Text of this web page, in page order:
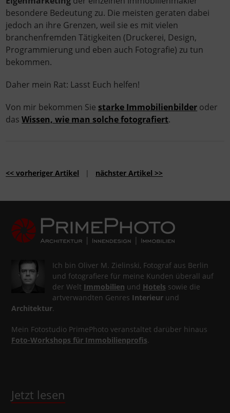
besondere Bedeutung zu. Die meisten geraten dabei
jedoch an ihre Grenzen, weil sie es mit vielen
branchenfremden Tätigkeiten (Druckerei, Design,
Programmierung und eben auch Fotografie) zu tun
bekommen.
Daher mein Rat: Lasst Euch helfen!
Von mir bekommen Sie starke Immobilienbilder oder
dasWissen, wie man solche fotografiert.
<< vorheriger Artikel | nächster Artikel >>
Ich bin Oliver M. Zielinski, Fotograf aus Berlin
und fotografiere für meine Kunden überall auf
der Welt Immobilien und Hotels sowie die
artverwandten Genres Interieurund
Architektur.
Mein Fotostudio PrimePhoto veranstaltet darüber hinaus
Foto-Workshops für Immobilienprofis.
Jetzt lesen